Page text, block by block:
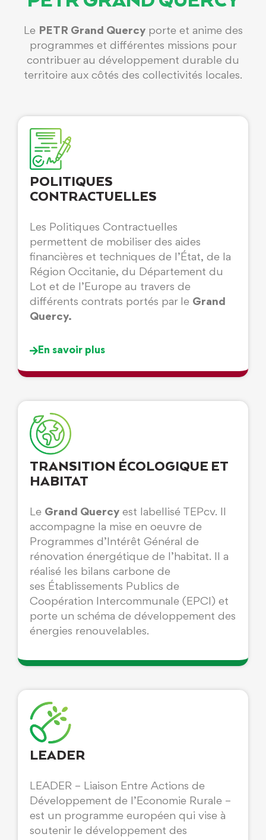
Le PETR Grand Quercyporte et anime des
programmes et différentes missions pour
contribuer au développement durable du
territoire aux côtés des collectivités locales.
POLITIQUES
CONTRACTUELLES
Les Politiques Contractuelles
permettent de mobiliser des aides
financières et techniques de l’État, de la
Région Occitanie, du Département du
Lot et de l’Europe au travers de
différents contrats portés par le Grand
Quercy.
En savoir plus
TRANSITION ÉCOLOGIQUE ET
HABITAT
Le Grand Quercy est labellisé TEPcv. Il
accompagne la mise en oeuvre de
Programmes d’Intérêt Général de
rénovation énergétique de l’habitat. Il a
réalisé les bilans carbone de
ses Établissements Publics de
Coopération Intercommunale (EPCI) et
porte un schéma de développement des
énergies renouvelables.
LEADER
LEADER – Liaison Entre Actions de
Développement de l’Economie Rurale –
est un programme européen qui vise à
soutenir le développement des